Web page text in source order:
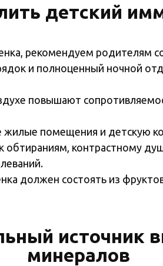
детский
рекомендуем
и полноценный ночной
повышают
помещения и детскую
контрастному
должен состоять из
источник
минералов